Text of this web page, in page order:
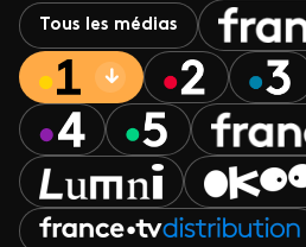
Tous les médias